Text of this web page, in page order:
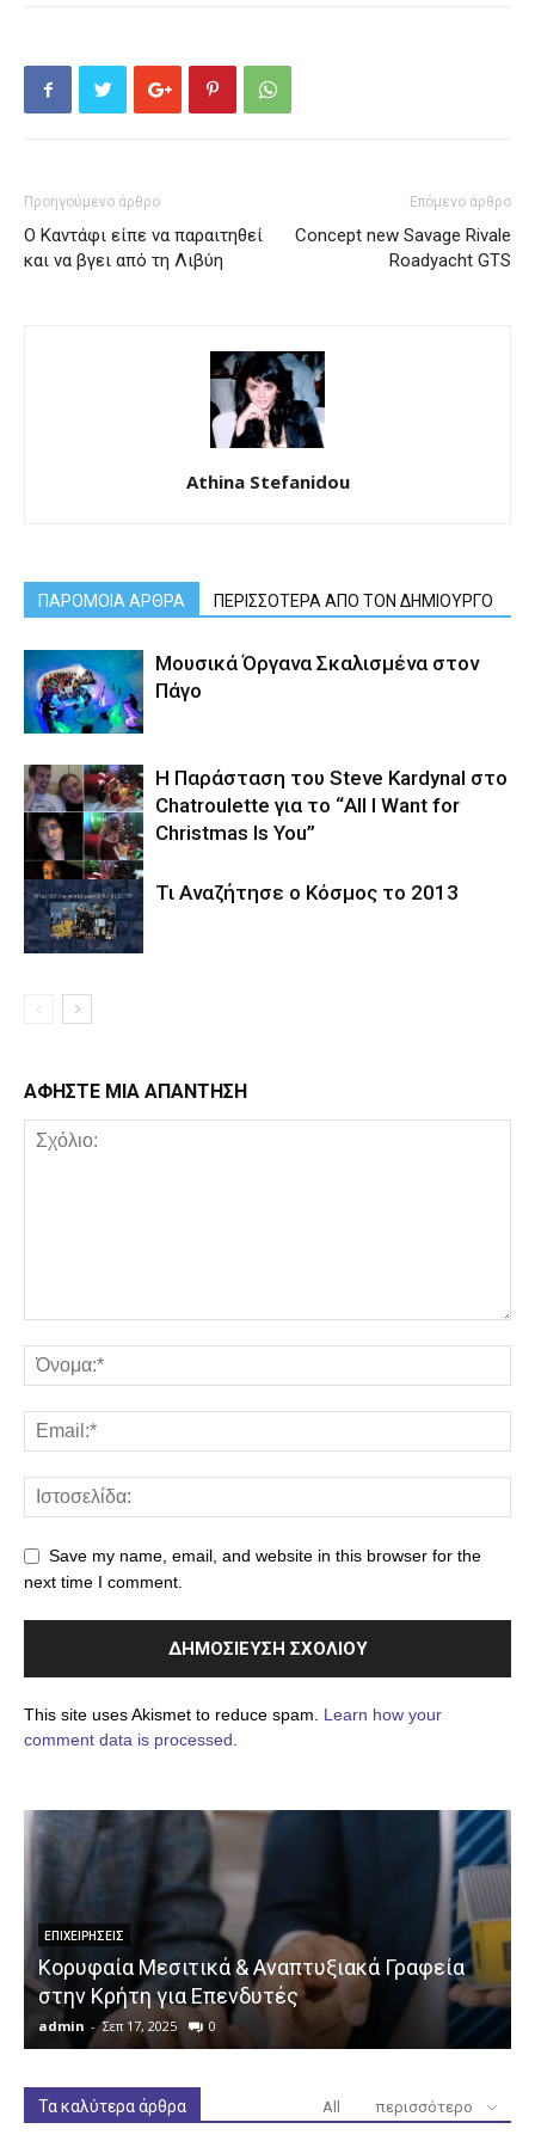
Προηγούμενο άρθρο
Ο Καντάφι είπε να παραιτηθεί
και να βγει από τη Λιβύη
Επόμενο άρθρο
Concept new Savage Rivale
Roadyacht GTS
Athina Stefanidou
ΠΑΡΟΜΟΙΑ ΑΡΘΡΑ ΠΕΡΙΣΣΟΤΕΡΑ ΑΠΟ ΤΟΝ ΔΗΜΙΟΥΡΓΟ
Μουσικά Όργανα Σκαλισμένα στον
Πάγο
Η Παράσταση του Steve Kardynal στο
Chatroulette για το “All I Want for
Christmas Is You”
Τι Αναζήτησε ο Κόσμος το 2013
ΑΦΗΣΤΕ ΜΙΑ ΑΠΑΝΤΗΣΗ
Save my name, email, and website in this browser for the
next time I comment.
This site uses Akismet to reduce spam. Learn how your
comment data is processed.
ΕΠΙΧΕΙΡΉΣΕΙΣ
Κορυφαία Μεσιτικά & Αναπτυξιακά Γραφεία
στην Κρήτη για Επενδυτές
admin - Σεπ 17, 2025 0
Τα καλύτερα άρθρα All περισσότερο